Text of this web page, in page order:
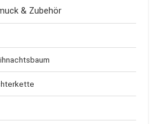
& Zubehör